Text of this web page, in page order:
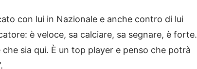
con lui in Nazionale e anche contro di lui
è veloce, sa calciare, sa segnare, è forte.
sia qui. È un top player e penso che potrà